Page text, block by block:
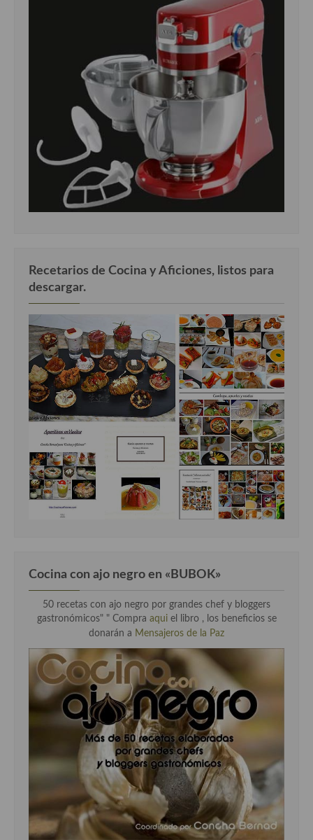
Recetarios de Cocina y Aficiones, listos para
descargar.
Cocina con ajo negro en «BUBOK»
50 recetas con ajo negro por grandes chef y bloggers
gastronómicos" " Compra aqui el libro , los beneficios se
donarán a Mensajeros de la Paz